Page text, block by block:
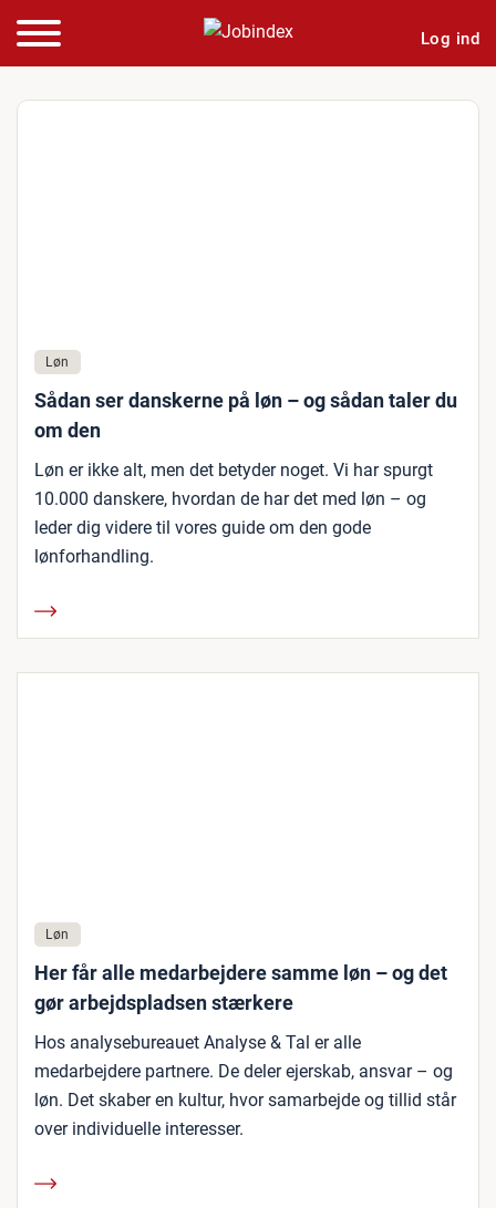
Log ind
Løn
Sådan ser danskerne på løn – og sådan taler du
om den
Løn er ikke alt, men det betyder noget. Vi har spurgt
10.000 danskere, hvordan de har det med løn – og
leder dig videre til vores guide om den gode
lønforhandling.
Løn
Her får alle medarbejdere samme løn – og det
gør arbejdspladsen stærkere
Hos analysebureauet Analyse & Tal er alle
medarbejdere partnere. De deler ejerskab, ansvar – og
løn. Det skaber en kultur, hvor samarbejde og tillid står
over individuelle interesser.